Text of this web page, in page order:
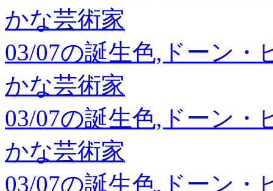
かな芸術家
03/07の誕生色,ドーン・
かな芸術家
03/07の誕生色,ドーン・
かな芸術家
03/07の誕生色,ドーン・